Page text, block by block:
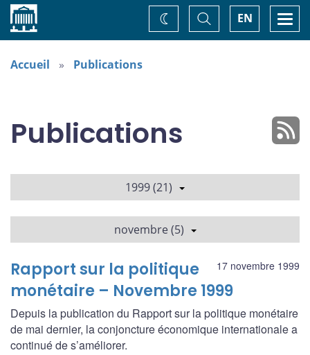
Accueil EN
Basculer
la
recherche
Changez
de
Accueil Publications
Publications
1999 (21)
novembre (5)
17 novembre 1999
Rapport sur la politique
monétaire – Novembre 1999
Depuis la publication du Rapport sur la politique monétaire
de mai dernier, la conjoncture économique internationale a
continué de s’améliorer.